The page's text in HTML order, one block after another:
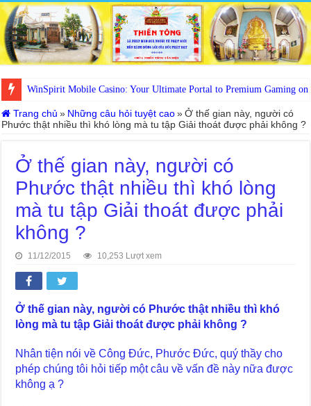
WinSpirit Mobile Casino: Your Ultimate Portal to Premium Gaming on
Trang chủ » Những câu hỏi tuyệt cao » Ở thế gian này, người có
Phước thật nhiều thì khó lòng mà tu tập Giải thoát được phải không ?
Ở thế gian này, người có
Phước thật nhiều thì khó lòng
mà tu tập Giải thoát được phải
không ?
11/12/2015 10,253 Lượt xem
Ở thế gian này, người có Phước thật nhiều thì khó
lòng mà tu tập Giải thoát được phải không ?
Nhân tiện nói về Công Đức, Phước Đức, quý thầy cho
phép chúng tôi hỏi tiếp một câu về vấn đề này nữa được
không ạ ?